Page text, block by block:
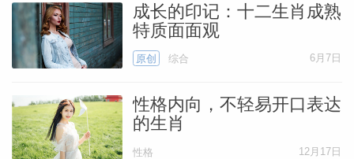
成长的印记：十二生肖成熟
特质面面观
原创 综合 6月7日
性格内向，不轻易开口表达
的生肖
性格 12月17日